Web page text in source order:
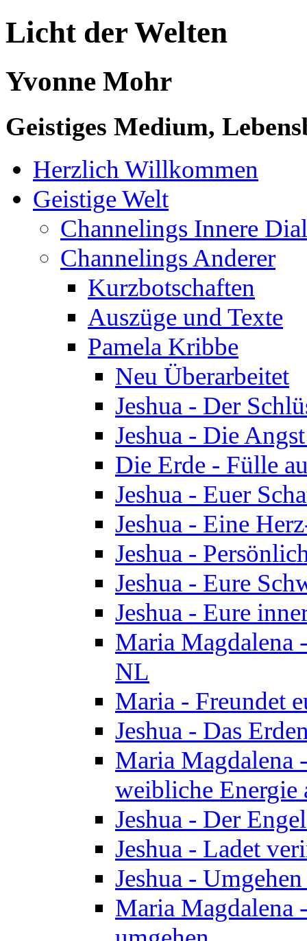
Licht der Welten
Yvonne Mohr
Geistiges Medium,
Herzlich Willkommen
Geistige Welt
Channelings Innere
Channelings Anderer
Kurzbotschaften
Auszüge und Texte
Pamela Kribbe
Neu Überarbeitet
Jeshua - Der
Jeshua - Die
Die Erde - Fülle
Jeshua - Euer
Jeshua - Eine
Jeshua -
Jeshua - Eure
Jeshua - Eure
Maria Magdalena
NL
Maria - Freundet
Jeshua - Das
Maria Magdalena
weibliche Energie
Jeshua - Der
Jeshua - Ladet
Jeshua -
Maria Magdalena